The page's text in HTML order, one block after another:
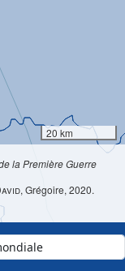
20 km
la Première Guerre
, Grégoire, 2020.